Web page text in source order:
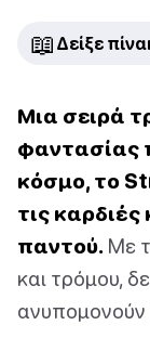
📖 Δείξε
Μια σειρά
φαντασίας
κόσμο, το
τις
παντού. Με
και τρόμου,
ανυπομονούν